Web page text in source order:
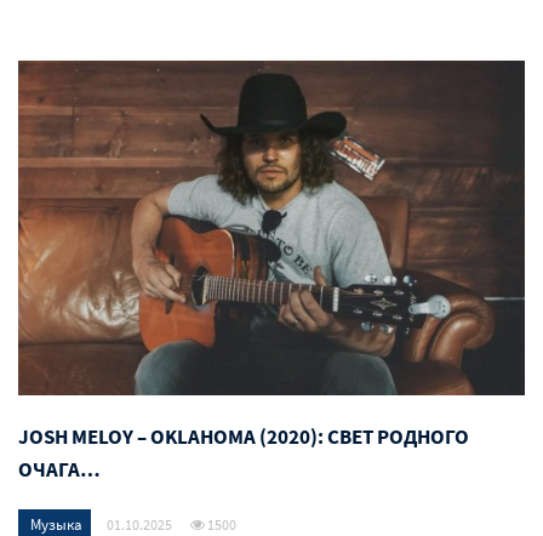
JOSH MELOY – OKLAHOMA (2020): СВЕТ РОДНОГО
ОЧАГА…
Музыка 01.10.2025 1500